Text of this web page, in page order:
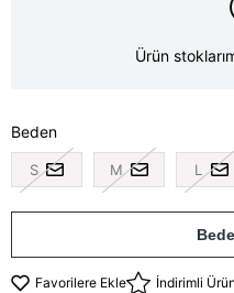
Ürün
Beden
S M L
Favorilere Ekle İndirimli Ürün